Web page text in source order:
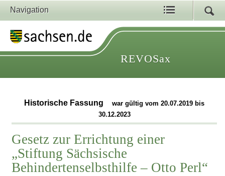
Navigation
REVOSax
Historische Fassung
war gültig vom 20.07.2019 bis
30.12.2023
Gesetz zur Errichtung einer
„Stiftung Sächsische
Behindertenselbsthilfe – Otto Perl“